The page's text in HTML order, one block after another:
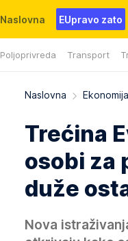
Naslovna EUpravo zato
Poljoprivreda Transport
Događaji News WMG
Naslovna Ekonomija
Trećina
osobi za
duže
Nova